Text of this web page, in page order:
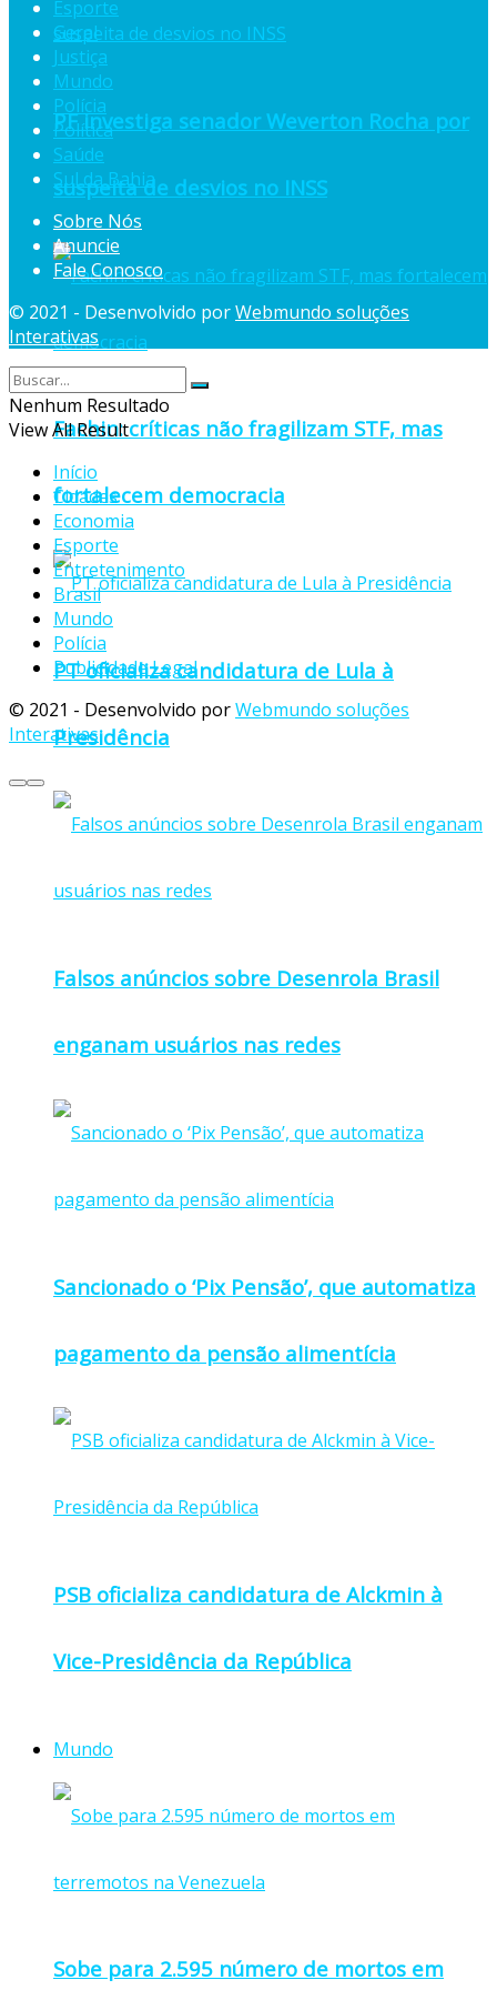
PF investiga senador Weverton Rocha por
suspeita de desvios no INSS
Fachin: críticas não fragilizam STF, mas
fortalecem democracia
PT oficializa candidatura de Lula à
Presidência
Falsos anúncios sobre Desenrola Brasil
enganam usuários nas redes
Sancionado o ‘Pix Pensão’, que automatiza
pagamento da pensão alimentícia
PSB oficializa candidatura de Alckmin à
Vice-Presidência da República
Mundo
Sobe para 2.595 número de mortos em
Esporte
Geral
Justiça
Mundo
Polícia
Política
Saúde
Sul da Bahia
Sobre Nós
Anuncie
Fale Conosco
© 2021 - Desenvolvido porWebmundo soluções
Interativas
Nenhum Resultado
View All Result
Início
Cidades
Economia
Esporte
Entretenimento
Brasil
Mundo
Polícia
Publicidade Legal
© 2021 - Desenvolvido porWebmundo soluções
Interativas